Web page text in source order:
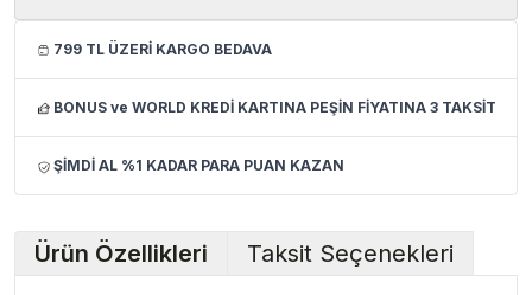
799 TL ÜZERİ KARGO BEDAVA
BONUS ve WORLD KREDİ KARTINA PEŞİN FİYATINA 3 TAKSİT
ŞİMDİ AL %1 KADAR PARA PUAN KAZAN
Ürün Özellikleri Taksit Seçenekleri